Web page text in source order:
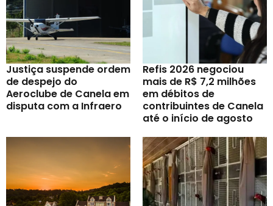
Justiça suspende ordem
de despejo do
Aeroclube de Canela em
disputa com a Infraero
Refis 2026 negociou
mais de R$ 7,2 milhões
em débitos de
contribuintes de Canela
até o início de agosto